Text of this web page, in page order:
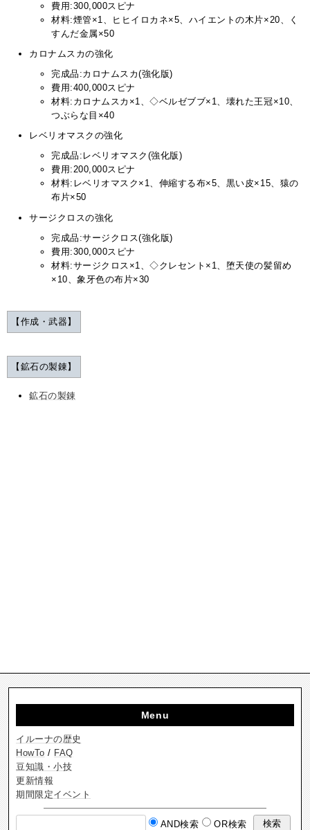
費用:300,000スピナ
材料:煙管×1、ヒヒイロカネ×5、ハイエントの木片×20、く
すんだ金属×50
カロナムスカの強化
完成品:カロナムスカ(強化版)
費用:400,000スピナ
材料:カロナムスカ×1、◇ベルゼブブ×1、壊れた王冠×10、
つぶらな目×40
レベリオマスクの強化
完成品:レベリオマスク(強化版)
費用:200,000スピナ
材料:レベリオマスク×1、伸縮する布×5、黒い皮×15、猿の
布片×50
サージクロスの強化
完成品:サージクロス(強化版)
費用:300,000スピナ
材料:サージクロス×1、◇クレセント×1、堕天使の髪留め
×10、象牙色の布片×30
【作成・武器】
【鉱石の製錬】
鉱石の製錬
Menu
イルーナの歴史
HowTo / FAQ
豆知識・小技
更新情報
期間限定イベント
AND検索 OR検索